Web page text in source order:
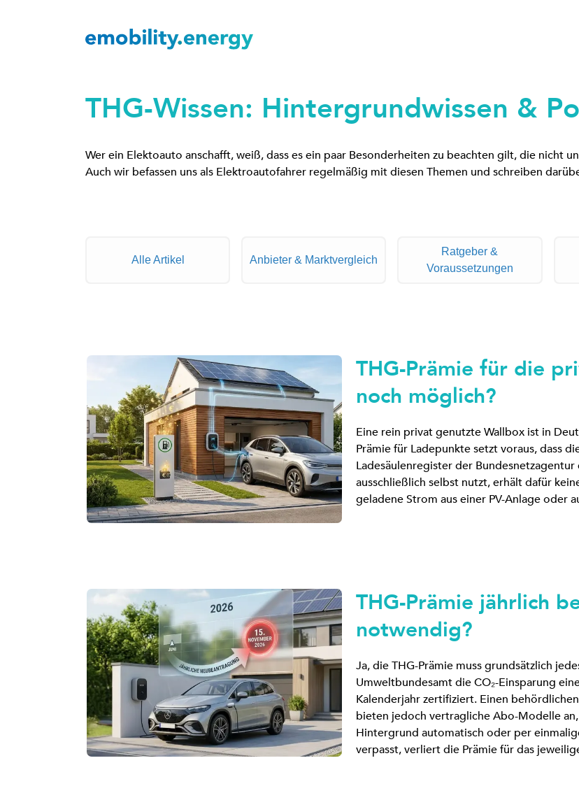
THG-Wissen: Hintergrundwissen &
Wer ein Elektoauto anschafft, weiß, dass es ein paar Besonderheiten zu beachten gilt, die nicht
Auch wir befassen uns als Elektroautofahrer regelmäßig mit diesen Themen und schreiben
Alle Artikel Anbieter & Marktvergleich
Ratgeber &
Voraussetzungen
THG-Prämie für die
noch möglich?
Eine rein privat genutzte Wallbox ist in
Prämie für Ladepunkte setzt voraus, dass
Ladesäulenregister der
ausschließlich selbst nutzt, erhält dafür
geladene Strom aus einer PV-Anlage oder
THG-Prämie jährlich
notwendig?
Ja, die THG-Prämie muss grundsätzlich
Umweltbundesamt die CO₂-Einsparung
Kalenderjahr zertifiziert. Einen
bieten jedoch vertragliche Abo-Modelle
Hintergrund automatisch oder per
verpasst, verliert die Prämie für das